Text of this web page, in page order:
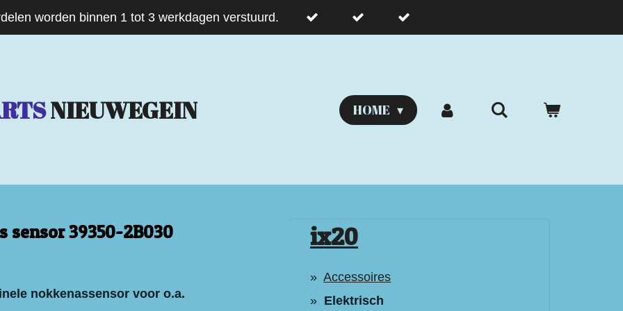
worden binnen 1 tot 3 werkdagen verstuurd.
NIEUWEGEIN HOME
sensor 39350-2B030
nokkenassensor voor o.a.
ix20
Accessoires
Elektrisch